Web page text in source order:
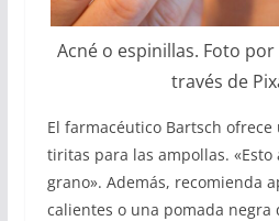
Acné o espinillas. Foto
través de
El farmacéutico Bartsch
tiritas para las ampollas.
grano». Además, recomienda
calientes o una pomada negra